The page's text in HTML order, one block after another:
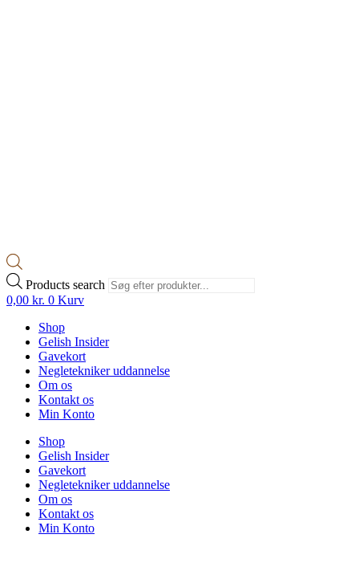
Products search
0,00 kr. 0 Kurv
Shop
Gelish Insider
Gavekort
Negletekniker uddannelse
Om os
Kontakt os
Min Konto
Shop
Gelish Insider
Gavekort
Negletekniker uddannelse
Om os
Kontakt os
Min Konto